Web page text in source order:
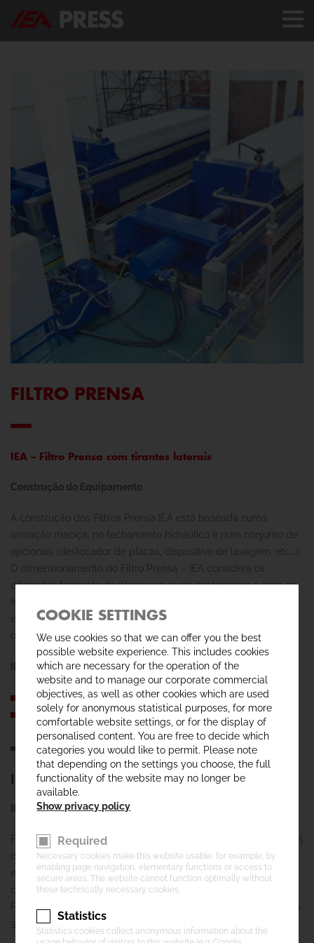
FILTRO PRENSA
IEA – Filtro Prensa com tirantes laterais
Construção do Equipamento
A construção dos Filtros Prensa IEA está baseada numa
armação maciça, no fechamento hidráulico e num conjunto de
opcionais (deslocador de placas, dispositivo de lavagem, etc...).
O dimensionamento do Filtro Prensa – IEA considera os
diferentes formatos de placas, os quais determinam a área de
filtragem. Dimensões desde 250 x 250 até 2.000 x 2.000 mm
estão disponíveis e com pressões de trabalho até 25 bar são
oferecidas.
IEA – Execução com tirantes laterais
desde execução simples manual até totalmente automático
dispositivo automático para descarga de torta
IEA – TIPOS DE FILTROS PRENSA
IEA – Filtro Prensa tipo Câmara
Filtros Prensa tipo Câmara em construção robusta para as mais
diversas aplicações. Vários formatos de placas e diferentes
espessuras de tortas estão disponíveis e são definidas
conforme a aplicação. O material das placas utilizado é
Polipropileno ou superior, para pressões de filtragem desde 7 a
30 bar.
COOKIE SETTINGS
We use cookies so that we can offer you the best
possible website experience. This includes cookies
which are necessary for the operation of the
website and to manage our corporate commercial
objectives, as well as other cookies which are used
solely for anonymous statistical purposes, for more
comfortable website settings, or for the display of
personalised content. You are free to decide which
categories you would like to permit. Please note
that depending on the settings you choose, the full
functionality of the website may no longer be
available.
Show privacy policy
Required
Necessary cookies make this website usable, for example, by
enabling page navigation, elementary functions or access to
secure areas. The website cannot function optimally without
these technically necessary cookies.
Statistics
Statistics cookies collect anonymous information about the